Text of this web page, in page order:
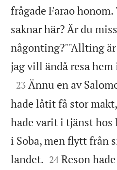
frågade Farao honom.
saknar här? Är du
någonting?""Allting
jag vill ändå resa hem

23 Ännu en av
hade låtit få stor
hade varit i tjänst hos
i Soba, men flytt från
landet. 

24 Reson